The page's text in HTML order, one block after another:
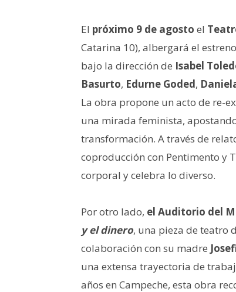
El próximo 9 de agosto el
Catarina 10), albergará el
bajo la dirección de Isabel
Basurto, Edurne Goded,
La obra propone un acto de re-
una mirada feminista,
transformación. A través de
coproducción con Pentimento y
corporal y celebra lo diverso.
Por otro lado, el Auditorio del
y el dinero, una pieza de
colaboración con su madre
una extensa trayectoria de
años en Campeche, esta obra